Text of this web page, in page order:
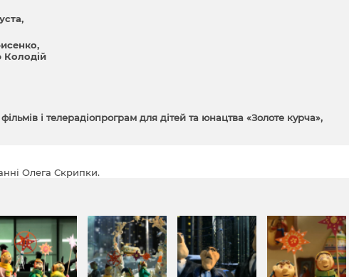
Колодій
і телерадіопрограм для дітей та юнацтва «Золоте курча»,
Олега Скрипки.